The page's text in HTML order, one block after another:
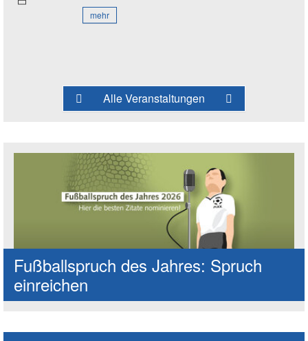
mehr
Alle Veranstaltungen
Fußballspruch des Jahres: Spruch
einreichen